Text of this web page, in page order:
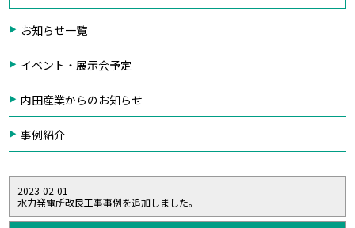
お知らせ一覧
イベント・展示会予定
内田産業からのお知らせ
事例紹介
2023-02-01
水力発電所改良工事事例を追加しました。